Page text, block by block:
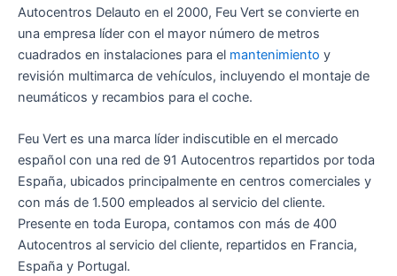
Autocentros Delauto en el 2000, Feu Vert se convierte en
una empresa líder con el mayor número de metros
cuadrados en instalaciones para el mantenimiento y
revisión multimarca de vehículos, incluyendo el montaje de
neumáticos y recambios para el coche.
Feu Vert es una marca líder indiscutible en el mercado
español con una red de 91 Autocentros repartidos por toda
España, ubicados principalmente en centros comerciales y
con más de 1.500 empleados al servicio del cliente.
Presente en toda Europa, contamos con más de 400
Autocentros al servicio del cliente, repartidos en Francia,
España y Portugal.